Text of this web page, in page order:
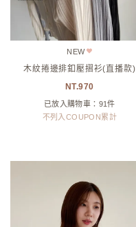
NEW
木紋捲邊排釦壓摺衫(直播款)
970
已放入購物車：91件
不列入COUPON累計